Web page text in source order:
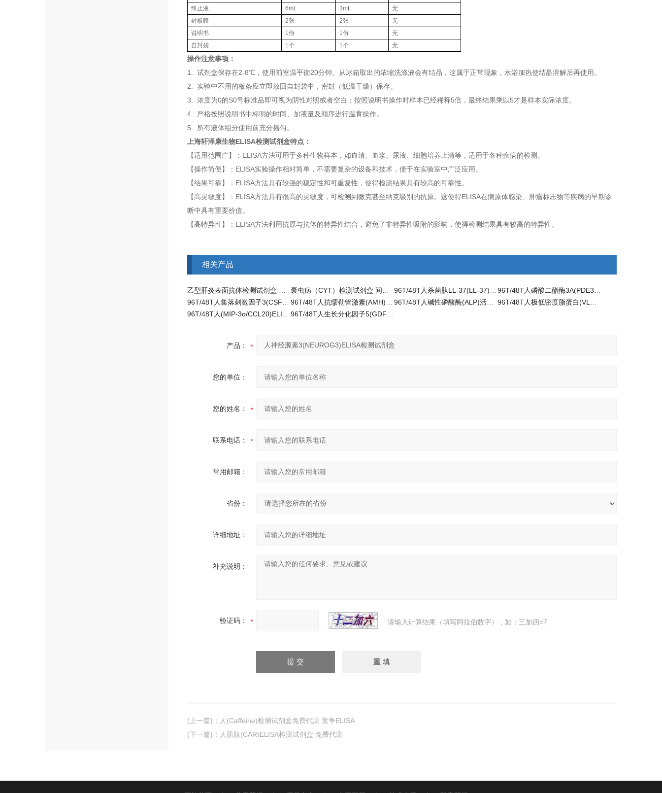
终止液
6mL 3mL
无
封板膜
2张 2张
无
说明书
1份 1份
无
自封袋
1个 1个 无
操作注意事项：
1. 试剂盒保存在2-8℃，使用前室温平衡20分钟。从冰箱取出的浓缩洗涤液会有结晶，这属于正常现象，水浴加热使结晶溶解后再使用。
2. 实验中不用的板条应立即放回自封袋中，密封（低温干燥）保存。
3. 浓度为0的S0号标准品即可视为阴性对照或者空白；按照说明书操作时样本已经稀释5倍，最终结果乘以5才是样本实际浓度。
4. 严格按照说明书中标明的时间、加液量及顺序进行温育操作。
5. 所有液体组分使用前充分摇匀。
上海轩泽康生物ELISA检测试剂盒特点：
【适用范围广】：ELISA方法可用于多种生物样本，如血清、血浆、尿液、细胞培养上清等，适用于各种疾病的检测。
【操作简便】：ELISA实验操作相对简单，不需要复杂的设备和技术，便于在实验室中广泛应用。
【结果可靠】：ELISA方法具有较强的稳定性和可重复性，使得检测结果具有较高的可靠性。
【高灵敏度】：ELISA方法具有很高的灵敏度，可检测到微克甚至纳克级别的抗原。这使得ELISA在病原体感染、肿瘤标志物等疾病的早期诊
断中具有重要价值。
【高特异性】：ELISA方法利用抗原与抗体的特异性结合，避免了非特异性吸附的影响，使得检测结果具有较高的特异性。
相关产品
产品：
您的单位：
您的姓名：
联系电话：
常用邮箱：
省份：
详细地址：
补充说明：
验证码： 请输入计算结果（填写阿拉伯数字），如：三加四=7
(上一篇) ： 人(Caffeine)检测试剂盒免费代测 竞争ELISA
(下一篇) ： 人肌肽(CAR)ELISA检测试剂盒 免费代测